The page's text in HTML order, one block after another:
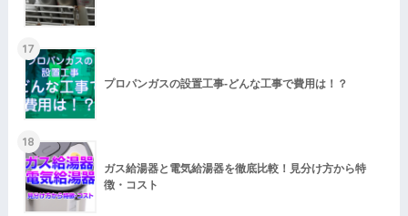
17
プロパンガスの設置工事-どんな工事で費用は！？
18
ガス給湯器と電気給湯器を徹底比較！見分け方から特
徴・コスト